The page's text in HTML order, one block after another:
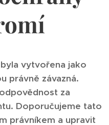
vytvořena jako
právně závazná.
za
Doporučujeme tato
právníkem a upravit